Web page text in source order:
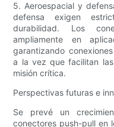
5. Aeroespacial y
defensa exigen
durabilidad. Los
ampliamente en
garantizando
a la vez que facilitan
misión crítica.
Perspectivas futuras e
Se prevé un
conectores push-pull en